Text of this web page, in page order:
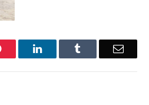
Pinterest LinkedIn Email